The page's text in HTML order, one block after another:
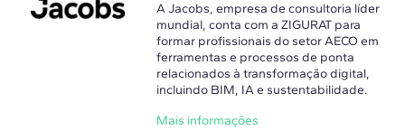
A Jacobs, empresa de consultoria líder
mundial, conta com a ZIGURAT para
formar profissionais do setor AECO em
ferramentas e processos de ponta
relacionados à transformação digital,
incluindo BIM, IA e sustentabilidade.
Mais informações